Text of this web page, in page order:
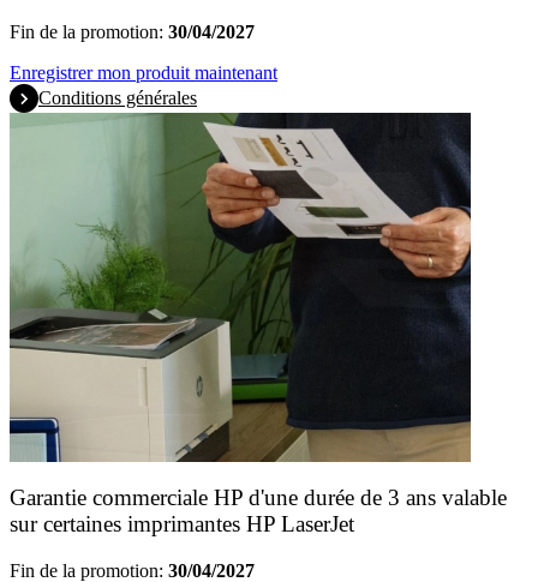
Fin de la promotion: 30/04/2027
Enregistrer mon produit maintenant
Conditions générales
Garantie commerciale HP d'une durée de 3 ans valable
sur certaines imprimantes HP LaserJet
Fin de la promotion: 30/04/2027